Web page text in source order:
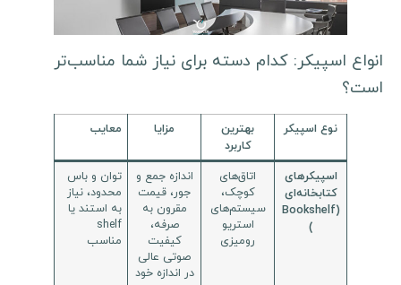
انواع اسپیکر: کدام دسته برای نیاز شما مناسب‌تر
است؟
نوع اسپیکر
بهترین
کاربرد
مزایا معایب
اسپیکرهای
کتابخانه‌ای
(Bookshelf
اتاق‌های
کوچک،
سیستم‌های
استریو
رومیزی
اندازه جمع و
جور، قیمت
مقرون به
صرفه،
کیفیت
صوتی عالی
در اندازه خود
توان و باس
محدود، نیاز
به استند یا
shelf
مناسب